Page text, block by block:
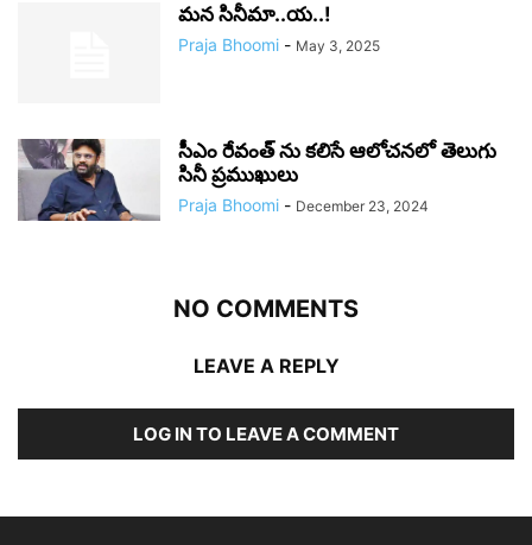
మన సినీమా..య..!
Praja Bhoomi - May 3, 2025
సీఎం రేవంత్‌ ను కలిసే ఆలోచనలో తెలుగు
సినీ ప్రముఖులు
Praja Bhoomi - December 23, 2024
NO COMMENTS
LEAVE A REPLY
LOG IN TO LEAVE A COMMENT